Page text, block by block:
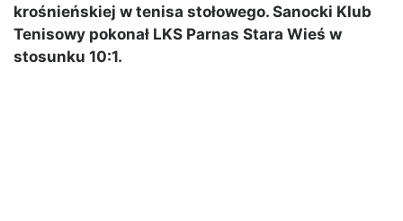
krośnieńskiej w tenisa stołowego. Sanocki Klub
Tenisowy pokonał LKS Parnas Stara Wieś w
stosunku 10:1.